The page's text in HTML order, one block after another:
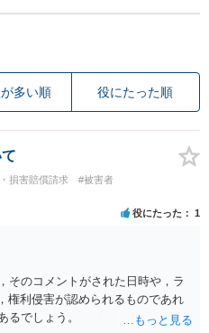
多い順 役にたった順
損害賠償請求
#被害者
役にたった 1
そのコメントがされた日時や，ラ
権利侵害が認められるものであれ
るでしょう。